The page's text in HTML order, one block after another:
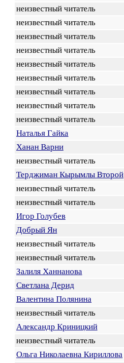
неизвестный читатель
неизвестный читатель
неизвестный читатель
неизвестный читатель
неизвестный читатель
неизвестный читатель
неизвестный читатель
неизвестный читатель
неизвестный читатель
Наталья Гайка
Ханан Варни
неизвестный читатель
Терджиман Кырымлы Второй
неизвестный читатель
неизвестный читатель
Игор Голубев
Добрый Ян
неизвестный читатель
неизвестный читатель
Залиля Ханнанова
Светлана Дерид
Валентина Полянина
неизвестный читатель
Александр Криницкий
неизвестный читатель
Ольга Николаевна Кириллова